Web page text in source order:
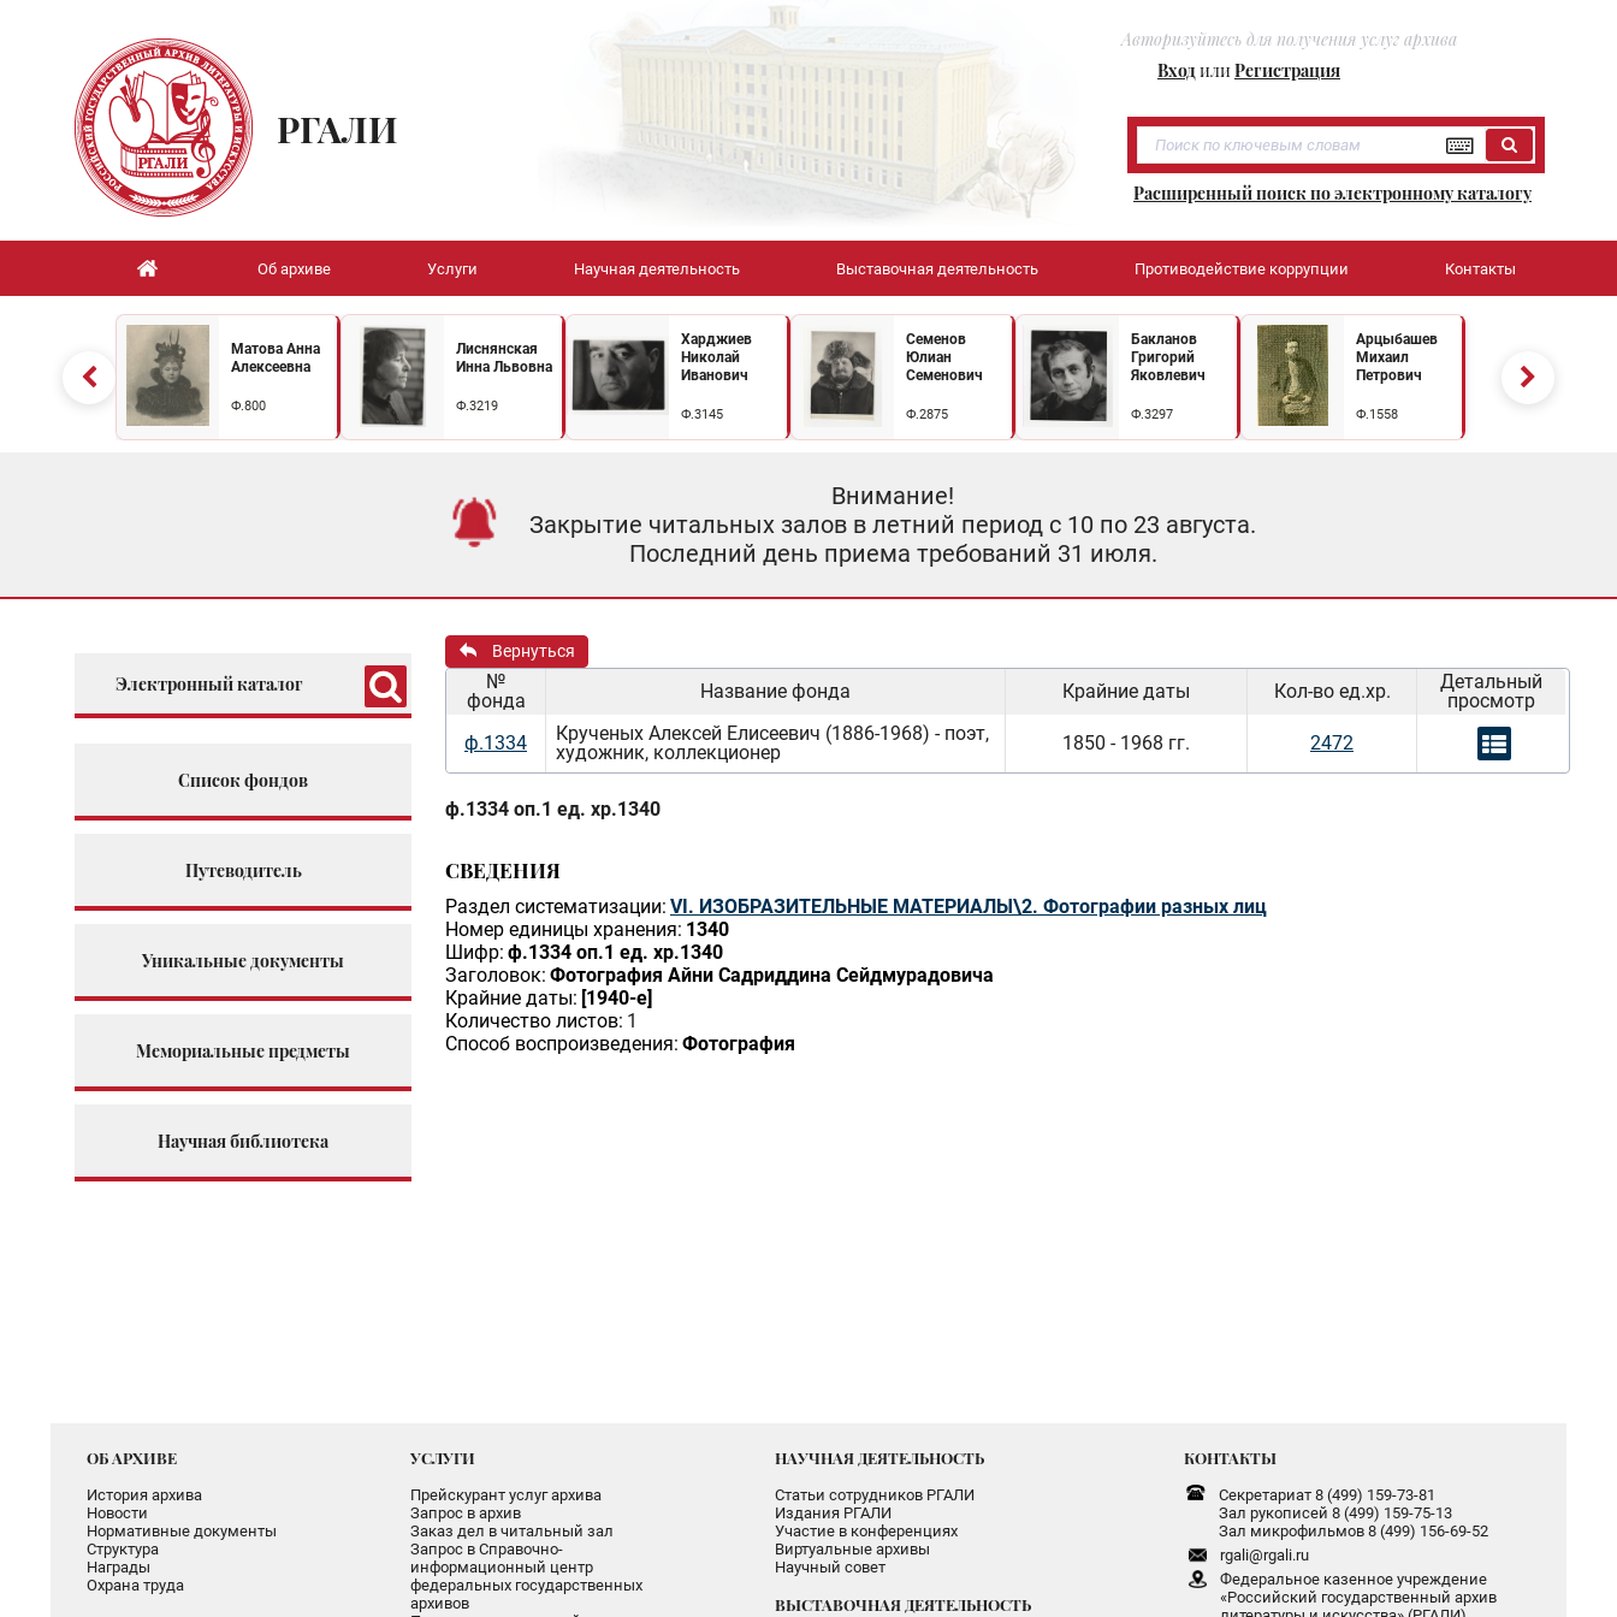
Авторизуйтесь для получения услуг архива
ВходилиРегистрация
РГАЛИ
Расширенный поиск по электронному каталогу
Об архиве Услуги Научная деятельность Выставочная деятельность Противодействие коррупции Контакты
Матова Анна
Алексеевна
Ф.800
Лиснянская
Инна Львовна
Ф.3219
Харджиев
Николай
Иванович
Ф.3145
Семенов
Юлиан
Семенович
Ф.2875
Бакланов
Григорий
Яковлевич
Ф.3297
Арцыбашев
Михаил
Петрович
Ф.1558
Внимание!
Закрытие читальных залов в летний период с 10 по 23 августа.
Последний день приема требований 31 июля.
Электронный каталог
Список фондов
Путеводитель
Уникальные документы
Мемориальные предметы
Научная библиотека
Вернуться
№
фонда
Название фонда Крайние даты Кол-во ед.хр.
Детальный
просмотр
ф.1334
Крученых Алексей Елисеевич (1886-1968) - поэт,
художник, коллекционер
1850 - 1968 гг. 2472
ф.1334 оп.1 ед. хр.1340
СВЕДЕНИЯ
Раздел систематизации: VI. ИЗОБРАЗИТЕЛЬНЫЕ МАТЕРИАЛЫ\2. Фотографии разных лиц
Номер единицы хранения: 1340
Шифр: ф.1334 оп.1 ед. хр.1340
Заголовок: Фотография Айни Садриддина Сейдмурадовича
Крайние даты: [1940-е]
Количество листов: 1
Способ воспроизведения: Фотография
ОБ АРХИВЕ
История архива
Новости
Нормативные документы
Структура
Награды
Охрана труда
УСЛУГИ
Прейскурант услуг архива
Запрос в архив
Заказ дел в читальный зал
Запрос в Справочно-
информационный центр
федеральных государственных
архивов
НАУЧНАЯ ДЕЯТЕЛЬНОСТЬ
Статьи сотрудников РГАЛИ
Издания РГАЛИ
Участие в конференциях
Виртуальные архивы
Научный совет
ВЫСТАВОЧНАЯ ДЕЯТЕЛЬНОСТЬ
КОНТАКТЫ
Секретариат 8 (499) 159-73-81
Зал рукописей 8 (499) 159-75-13
Зал микрофильмов 8 (499) 156-69-52
rgali@rgali.ru
Федеральное казенное учреждение
«Российский государственный архив